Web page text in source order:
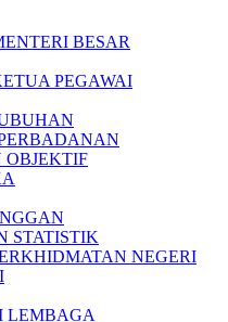
BESAR
PEGAWAI
OBJEKTIF
STATISTIK
NEGERI
LEMBAGA